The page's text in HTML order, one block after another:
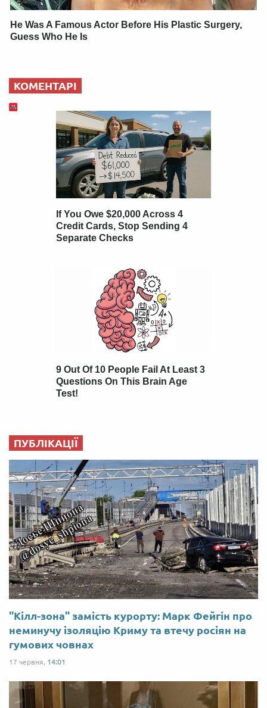
He Was A Famous Actor Before His Plastic Surgery,
Guess Who He Is
КОМЕНТАРІ
ПУБЛІКАЦІЇ
"Кілл-зона" замість курорту: Марк Фейгін про
неминучу ізоляцію Криму та втечу росіян на
гумових човнах
17 червня, 14:01